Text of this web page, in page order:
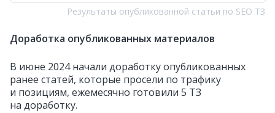
Результаты опубликованной статьи по SEO ТЗ
Доработка опубликованных материалов
В июне 2024 начали доработку опубликованных
ранее статей, которые просели по трафику
и позициям, ежемесячно готовили 5 ТЗ
на доработку.